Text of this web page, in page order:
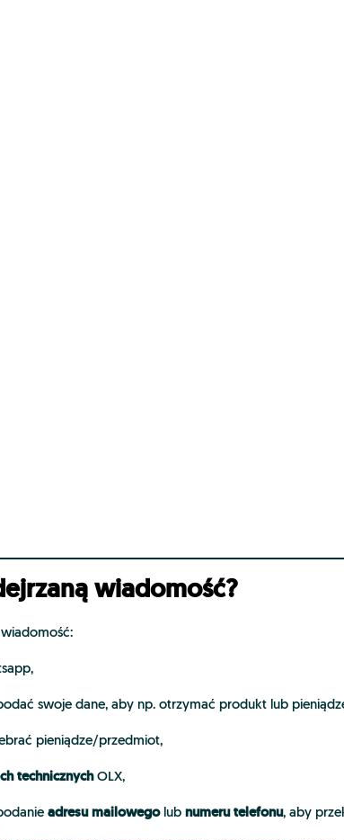
wiadomość?
swoje dane, aby np. otrzymać produkt lub
pieniądze/przedmiot,
technicznychOLX,
adresu mailowegolub numeru telefonu, aby